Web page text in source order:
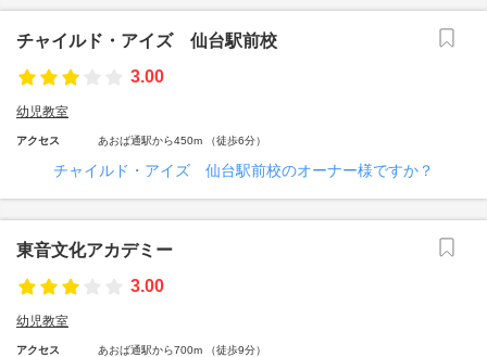
チャイルド・アイズ 仙台駅前校
3.00
幼児教室
アクセス あおば通駅から450m （徒歩6分）
チャイルド・アイズ 仙台駅前校のオーナー様ですか？
東音文化アカデミー
3.00
幼児教室
アクセス あおば通駅から700m （徒歩9分）